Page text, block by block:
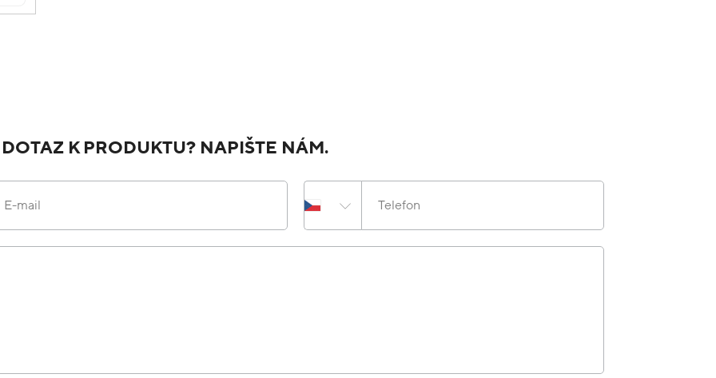
K PRODUKTU? NAPIŠTE NÁM.
E-mail Telefon